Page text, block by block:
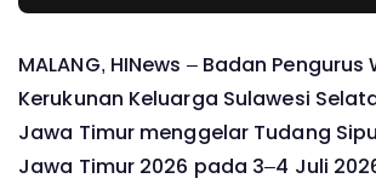
MALANG, HINews – Badan Pengurus
Kerukunan Keluarga Sulawesi
Jawa Timur menggelar Tudang
Jawa Timur 2026 pada 3–4 Juli